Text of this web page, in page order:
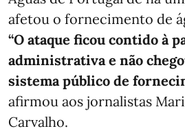
afetou o fornecimento de
“O ataque ficou contido à
administrativa e não
sistema público de
afirmou aos jornalistas
Carvalho.